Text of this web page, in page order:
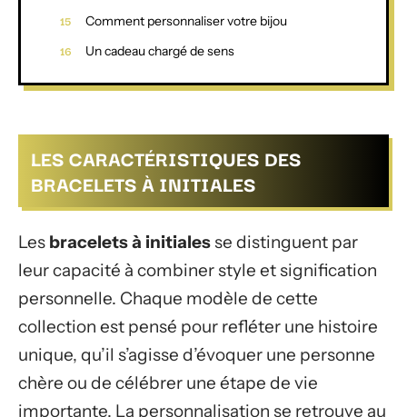
Comment personnaliser votre bijou
Un cadeau chargé de sens
LES CARACTÉRISTIQUES DES
BRACELETS À INITIALES
Les bracelets à initialesse distinguent par
leur capacité à combiner style et signification
personnelle. Chaque modèle de cette
collection est pensé pour refléter une histoire
unique, qu’il s’agisse d’évoquer une personne
chère ou de célébrer une étape de vie
importante. La personnalisation se retrouve au